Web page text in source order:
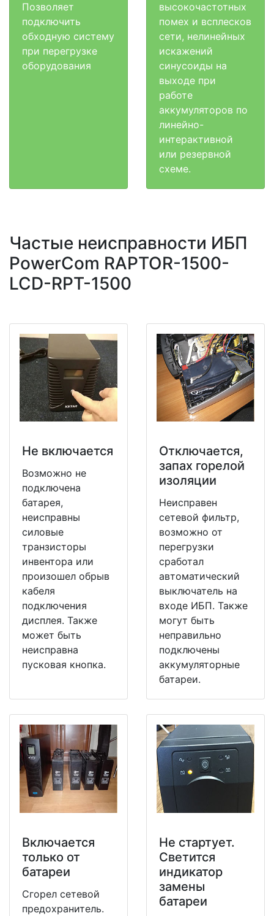
Позволяет
подключить
обходную систему
при перегрузке
оборудования
высокочастотных
помех и всплесков
сети, нелинейных
искажений
синусоиды на
выходе при
работе
аккумуляторов по
линейно-
интерактивной
или резервной
схеме.
Частые неисправности ИБП
PowerCom RAPTOR-1500-
LCD-RPT-1500
Не включается
Возможно не
подключена
батарея,
неисправны
силовые
транзисторы
инвентора или
произошел обрыв
кабеля
подключения
дисплея. Также
может быть
неисправна
пусковая кнопка.
Отключается,
запах горелой
изоляции
Неисправен
сетевой фильтр,
возможно от
перегрузки
сработал
автоматический
выключатель на
входе ИБП. Также
могут быть
неправильно
подключены
аккумуляторные
батареи.
Включается
только от
батареи
Сгорел сетевой
предохранитель.
Не стартует.
Светится
индикатор
замены
батареи